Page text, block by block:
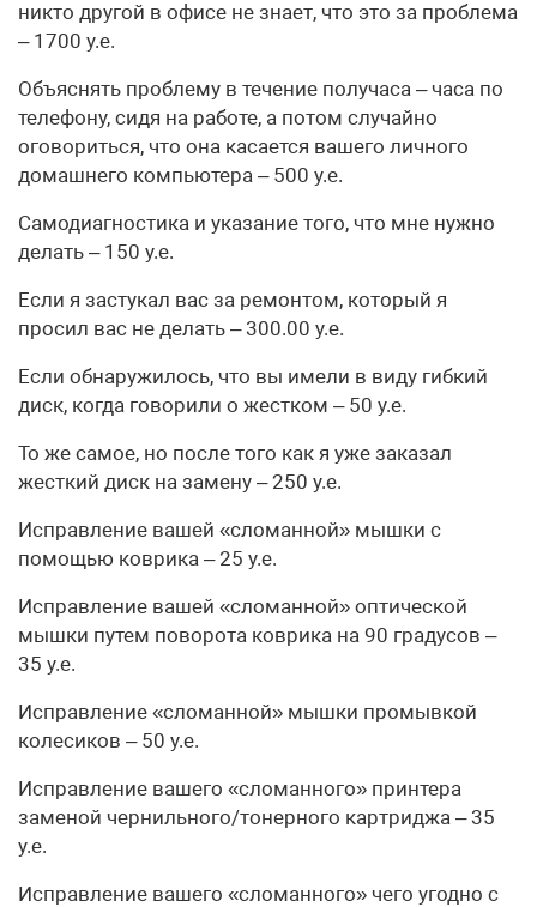
никто другой в офисе не знает, что это за проблема
– 1700 у.е.
Объяснять проблему в течение получаса – часа по
телефону, сидя на работе, а потом случайно
оговориться, что она касается вашего личного
домашнего компьютера – 500 у.е.
Самодиагностика и указание того, что мне нужно
делать – 150 у.е.
Если я застукал вас за ремонтом, который я
просил вас не делать – 300.00 у.е.
Если обнаружилось, что вы имели в виду гибкий
диск, когда говорили о жестком – 50 у.е.
То же самое, но после того как я уже заказал
жесткий диск на замену – 250 у.е.
Исправление вашей «сломанной» мышки с
помощью коврика – 25 у.е.
Исправление вашей «сломанной» оптической
мышки путем поворота коврика на 90 градусов –
35 у.е.
Исправление «сломанной» мышки промывкой
колесиков – 50 у.е.
Исправление вашего «сломанного» принтера
заменой чернильного/тонерного картриджа – 35
у.е.
Исправление вашего «сломанного» чего угодно с